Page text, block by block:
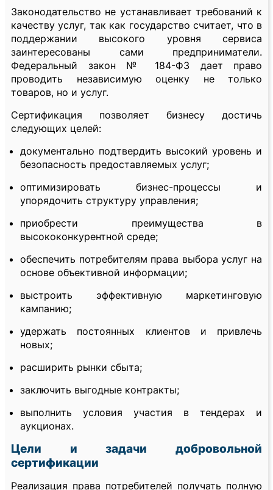
Законодательство не устанавливает требований к
качеству услуг, так как государство считает, что в
поддержании высокого уровня сервиса
заинтересованы сами предприниматели.
Федеральный закон № 184-ФЗ дает право
проводить независимую оценку не только
товаров, но и услуг.
Сертификация позволяет бизнесу достичь
следующих целей:
документально подтвердить высокий уровень и
безопасность предоставляемых услуг;
оптимизировать бизнес-процессы и
упорядочить структуру управления;
приобрести преимущества в
высококонкурентной среде;
обеспечить потребителям права выбора услуг на
основе объективной информации;
выстроить эффективную маркетинговую
кампанию;
удержать постоянных клиентов и привлечь
новых;
расширить рынки сбыта;
заключить выгодные контракты;
выполнить условия участия в тендерах и
аукционах.
Цели и задачи добровольной
сертификации
Реализация права потребителей получать полную